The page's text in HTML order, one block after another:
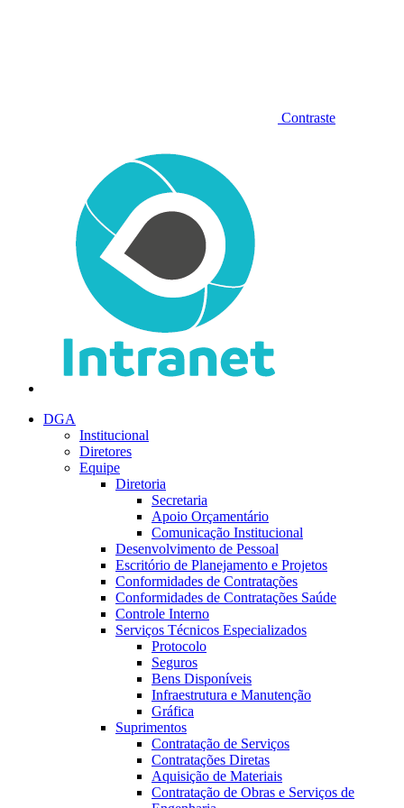
Contraste
DGA
Institucional
Diretores
Equipe
Diretoria
Secretaria
Apoio Orçamentário
Comunicação Institucional
Desenvolvimento de Pessoal
Escritório de Planejamento e Projetos
Conformidades de Contratações
Conformidades de Contratações Saúde
Controle Interno
Serviços Técnicos Especializados
Protocolo
Seguros
Bens Disponíveis
Infraestrutura e Manutenção
Gráfica
Suprimentos
Contratação de Serviços
Contratações Diretas
Aquisição de Materiais
Contratação de Obras e Serviços de